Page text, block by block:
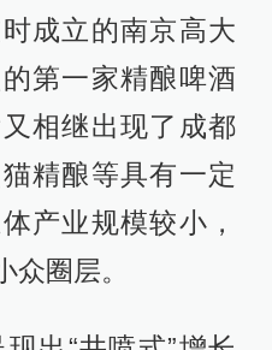
成立的南京高大
第一家精酿啤酒
相继出现了成都
精酿等具有一定
产业规模较小，
圈层。